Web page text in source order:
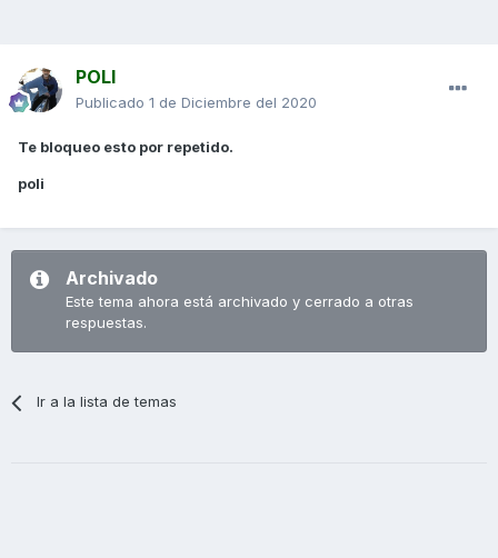
POLI
Publicado 1 de Diciembre del 2020
Te bloqueo esto por repetido.
poli
Archivado
Este tema ahora está archivado y cerrado a otras
respuestas.
Ir a la lista de temas